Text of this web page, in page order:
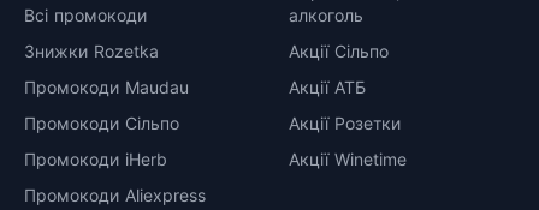
Всі промокоди
Знижки Rozetka
Промокоди Maudau
Промокоди Сільпо
Промокоди iHerb
Промокоди Aliexpress
алкоголь
Акції Сільпо
Акції АТБ
Акції Розетки
Акції Winetime